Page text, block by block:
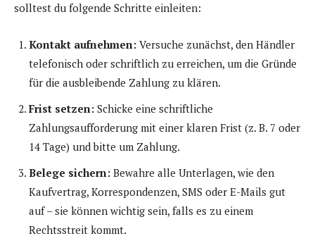
solltest du folgende Schritte einleiten:
Kontakt aufnehmen: Versuche zunächst, den Händler
telefonisch oder schriftlich zu erreichen, um die Gründe
für die ausbleibende Zahlung zu klären.
Frist setzen: Schicke eine schriftliche
Zahlungsaufforderung mit einer klaren Frist (z. B. 7 oder
14 Tage) und bitte um Zahlung.
Belege sichern: Bewahre alle Unterlagen, wie den
Kaufvertrag, Korrespondenzen, SMS oder E-Mails gut
auf – sie können wichtig sein, falls es zu einem
Rechtsstreit kommt.